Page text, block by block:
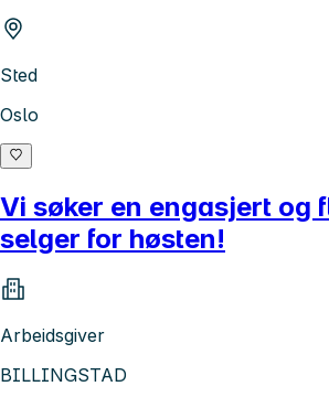
Sted
Oslo
Vi søker en engasjert og
selger for høsten!
Arbeidsgiver
BILLINGSTAD